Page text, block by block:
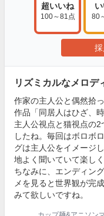
超いいね
100～81点 80
リズミカルなメロデ
作家の主人公と偶然拾
作品「同居人はひざ、
主人公視点と猫視点の
したね。毎回はボロボ
グは主人公をイメージ
地よく聞いていて楽しく
ちなみに、エンディン
メを見ると世界観が完
みて欲しいですね。